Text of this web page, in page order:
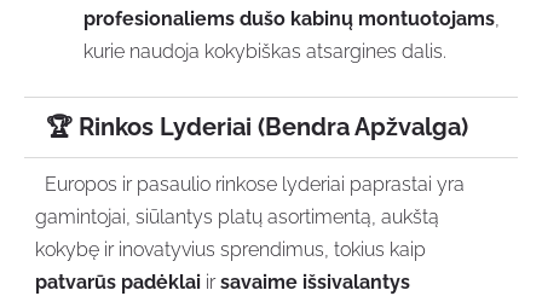
profesionaliems dušo kabinų montuotojams,
kurie naudoja kokybiškas atsargines dalis.
🏆 Rinkos Lyderiai (Bendra Apžvalga)
Europos ir pasaulio rinkose lyderiai paprastai yra
gamintojai, siūlantys platų asortimentą, aukštą
kokybę ir inovatyvius sprendimus, tokius kaip
patvarūs padėklaiirsavaime išsivalantys